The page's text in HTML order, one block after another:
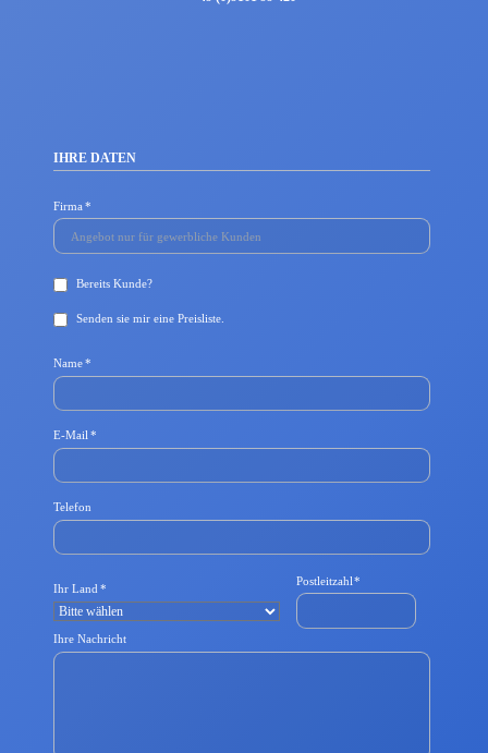
IHRE DATEN
Pflichtfeld
Firma *
Bereits Kunde?
Senden sie mir eine Preisliste.
Pflichtfeld
Name*
P
f
c
h
f
l
d
E-Mail *
Telefon
Pflichtfeld
Ihr Land *
Pflichtfeld
Postleitzahl*
Ihre Nachricht